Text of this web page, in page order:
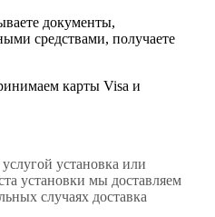
документы,
средствами, получаете
карты Visa и
установка или
установки мы доставляем
случаях доставка